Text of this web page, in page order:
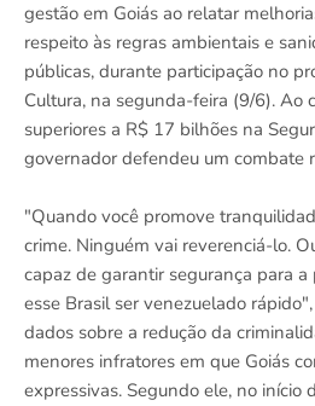
gestão em Goiás ao relatar
respeito às regras ambientais e
públicas, durante participação no
Cultura, na segunda-feira (9/6). Ao
superiores a R$ 17 bilhões na
governador defendeu um combate
"Quando você promove
crime. Ninguém vai reverenciá-lo.
capaz de garantir segurança para a
esse Brasil ser venezuelado
dados sobre a redução da
menores infratores em que Goiás
expressivas. Segundo ele, no início